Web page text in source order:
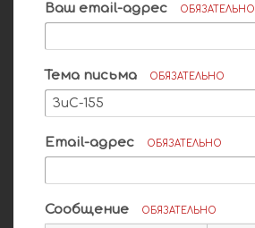
Ваш email-адрес ОБЯЗАТЕЛЬНО
Тема письма ОБЯЗАТЕЛЬНО
Email-адрес ОБЯЗАТЕЛЬНО
Сообщение ОБЯЗАТЕЛЬНО